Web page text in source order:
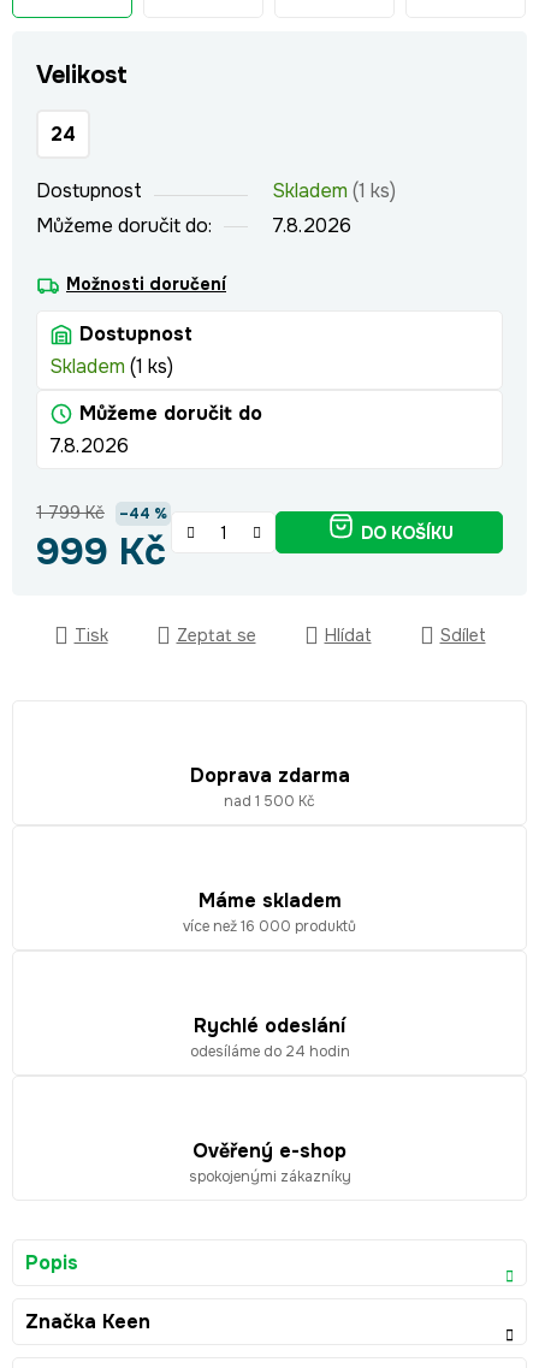
Velikost
24
Dostupnost Skladem (1 ks)
Můžeme doručit do:
7.8.2026
Možnosti doručení
Dostupnost
Skladem (1 ks)
Můžeme doručit do
7.8.2026
1 799 Kč –44 %
999 Kč DO KOŠÍKU
Tisk Zeptat se Hlídat Sdílet
Doprava zdarma
nad 1 500 Kč
Máme skladem
více než 16 000 produktů
Rychlé odeslání
odesíláme do 24 hodin
Ověřený e-shop
spokojenými zákazníky
Popis
Značka Keen